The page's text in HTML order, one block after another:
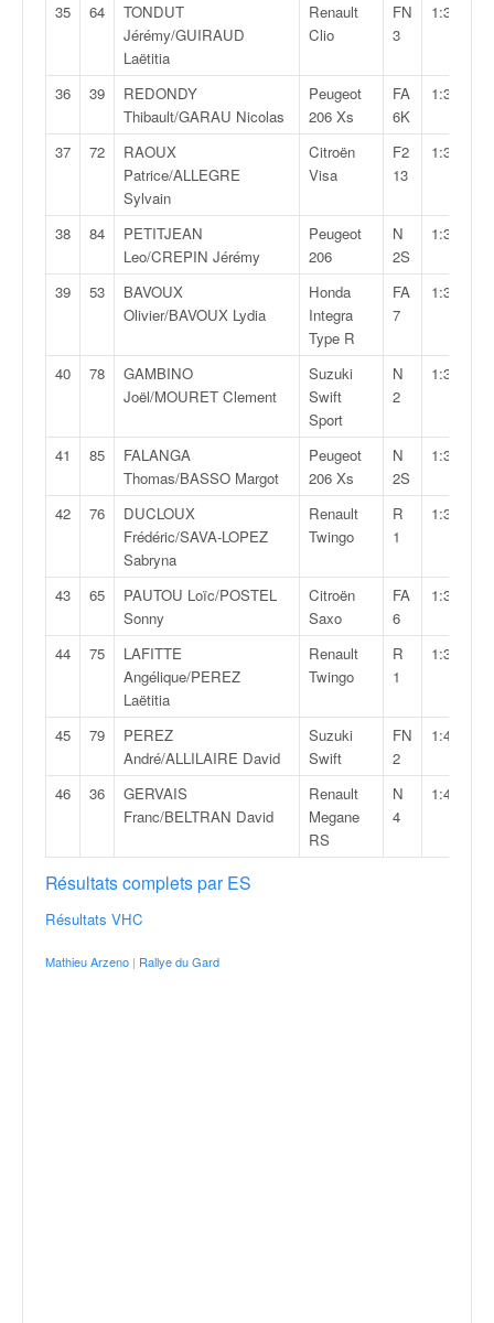
35 64
TONDUT
Jérémy/GUIRAUD
Laëtitia
Renault
Clio
FN
3
1:31:00,6
36 39
REDONDY
Thibault/GARAU Nicolas
Peugeot
206 Xs
FA
6K
1:31:27,8
37 72
RAOUX
Patrice/ALLEGRE
Sylvain
Citroën
Visa
F2
13
1:31:35,8
38 84
PETITJEAN
Leo/CREPIN Jérémy
Peugeot
206
N
2S
1:32:08,5
39 53
BAVOUX
Olivier/BAVOUX Lydia
Honda
Integra
Type R
FA
7
1:32:25,2
40 78
GAMBINO
Joël/MOURET Clement
Suzuki
Swift
Sport
N
2
1:32:52,2
41 85
FALANGA
Thomas/BASSO Margot
Peugeot
206 Xs
N
2S
1:32:53,0
42 76
DUCLOUX
Frédéric/SAVA-LOPEZ
Sabryna
Renault
Twingo
R
1
1:34:40,1
43 65
PAUTOU Loïc/POSTEL
Sonny
Citroën
Saxo
FA
6
1:37:53,1
44 75
LAFITTE
Angélique/PEREZ
Laëtitia
Renault
Twingo
R
1
1:39:25,2
45 79
PEREZ
André/ALLILAIRE David
Suzuki
Swift
FN
2
1:49:22,0
46 36
GERVAIS
Franc/BELTRAN David
Renault
Megane
RS
N
4
1:49:45,6
Résultats complets par ES
Résultats VHC
Mathieu Arzeno | Rallye du Gard